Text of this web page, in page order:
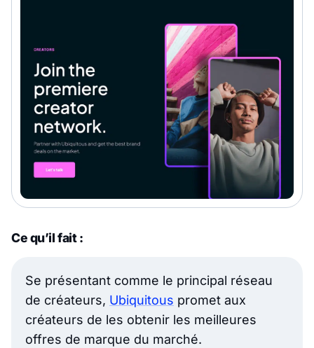
Ce qu’il fait :
Se présentant comme le principal réseau
de créateurs, Ubiquitous promet aux
créateurs de les obtenir les meilleures
offres de marque du marché.